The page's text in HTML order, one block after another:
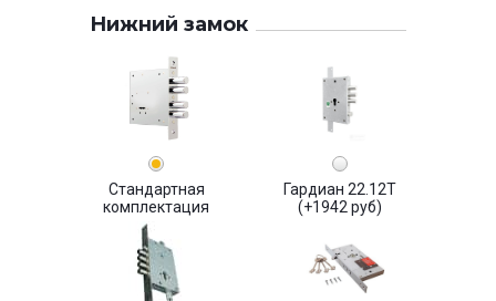
Нижний замок
Стандартная
комплектация
Гардиан 22.12Т
(+1942 руб)